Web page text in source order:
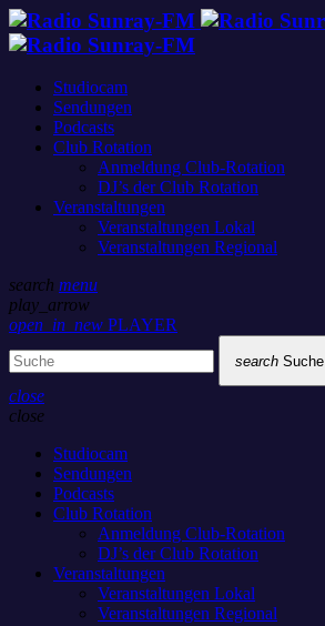
Studiocam
Sendungen
Podcasts
Club Rotation
Anmeldung Club-Rotation
DJ’s der Club Rotation
Veranstaltungen
Veranstaltungen Lokal
Veranstaltungen Regional
search menu
play_arrow
open_in_new PLAYER
search Suche
close
close
Studiocam
Sendungen
Podcasts
Club Rotation
Anmeldung Club-Rotation
DJ’s der Club Rotation
Veranstaltungen
Veranstaltungen Lokal
Veranstaltungen Regional